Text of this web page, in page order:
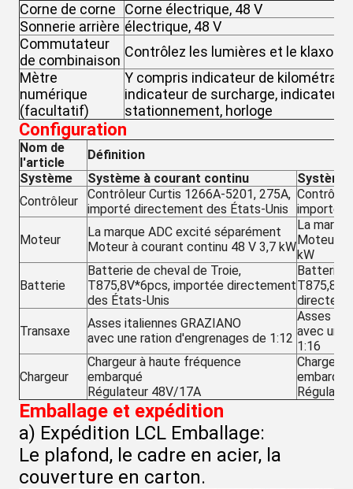
Corne de corne
Corne électrique, 48 V
Sonnerie arrière électrique, 48 V
Commutateur
de combinaison
Contrôlez les lumières et le klaxon.
Mètre
numérique
(facultatif)
Y compris indicateur de
indicateur de surcharge, indicateur
stationnement, horloge
Configuration
Nom de
l'article
Définition
Système
Système à courant continu
Contrôleur
Contrôleur Curtis 1266A-5201, 275A,
importé directement des États-Unis
importé
Moteur
La marque ADC excité séparément
Moteur à courant continu 48 V 3,7 kW
La
Moteur à
kW
Batterie
Batterie de cheval de Troie,
T875,8V*6pcs, importée directement
des États-Unis
Batterie
Transaxe
Asses italiennes GRAZIANO
avec une ration d'engrenages de 1:12
Asses
avec une
1:16
Chargeur
Chargeur à haute fréquence
embarqué
Régulateur 48V/17A
Chargeur
embarqué
Emballage et expédition
a) Expédition LCL Emballage:
Le plafond, le cadre en acier, la
couverture en carton.